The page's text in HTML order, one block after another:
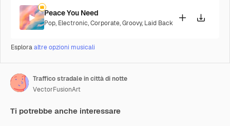
Peace You Need
Pop, Electronic,Corporate,Groovy, Laid Back
Esploraaltre opzioni musicali
Traffico stradale in città di notte
VectorFusionArt
Ti potrebbe anche interessare